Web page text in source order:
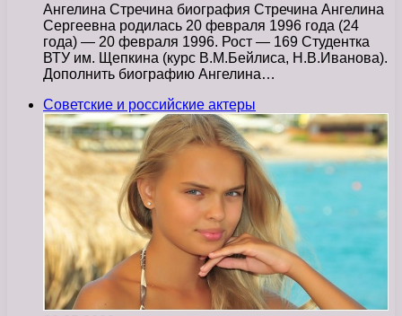
Ангелина Стречина биография Стречина Ангелина
Сергеевна родилась 20 февраля 1996 года (24
года) — 20 февраля 1996. Рост — 169 Студентка
ВТУ им. Щепкина (курс В.М.Бейлиса, Н.В.Иванова).
Дополнить биографию Ангелина…
Советские и российские актеры